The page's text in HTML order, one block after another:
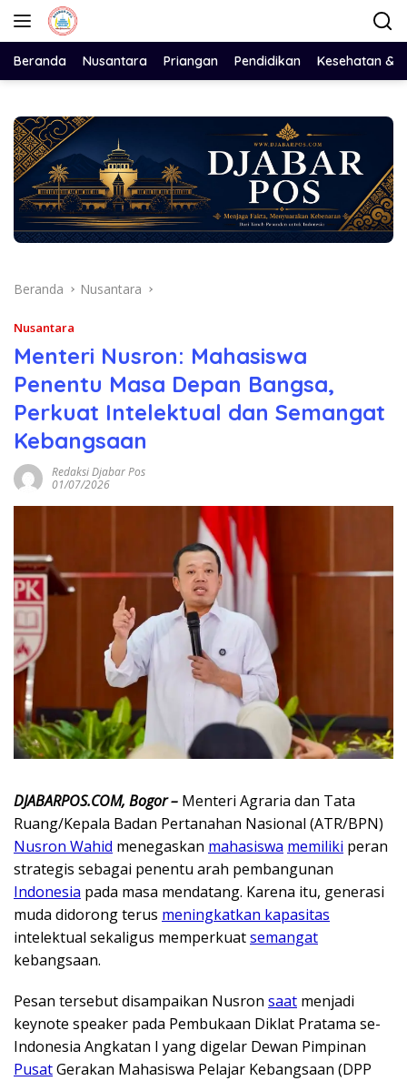
Langsung
Beranda Nusantara Priangan Pendidikan Kesehatan &
Beranda Nusantara
Nusantara
Menteri Nusron: Mahasiswa
Penentu Masa Depan Bangsa,
Perkuat Intelektual dan Semangat
Kebangsaan
Redaksi Djabar Pos
01/07/2026
DJABARPOS.COM, Bogor – Menteri Agraria dan Tata
Ruang/Kepala Badan Pertanahan Nasional (ATR/BPN)
Nusron Wahid menegaskan mahasiswa memiliki peran
strategis sebagai penentu arah pembangunan
Indonesia pada masa mendatang. Karena itu, generasi
muda didorong terus meningkatkan kapasitas
intelektual sekaligus memperkuatsemangat
kebangsaan.
Pesan tersebut disampaikan Nusron saat menjadi
keynote speaker pada Pembukaan Diklat Pratama se-
Indonesia Angkatan I yang digelar Dewan Pimpinan
PusatGerakan Mahasiswa Pelajar Kebangsaan (DPP